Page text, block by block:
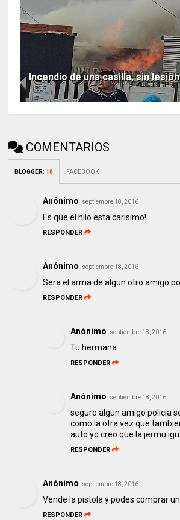
Incendio de una casilla, sin
COMENTARIOS
BLOGGER: 10 FACEBOOK
Anónimo septiembre 18, 2016
Es que el hilo esta carisimo!
RESPONDER
Anónimo septiembre 18, 2016
Sera el arma de algun otro amigo
RESPONDER
Anónimo septiembre 18, 2016
Tu hermana
RESPONDER
Anónimo septiembre 18, 2016
seguro algun amigo policia
como la otra vez que
auto yo creo que la jermu
RESPONDER
Anónimo septiembre 18, 2016
Vende la pistola y podes comprar
RESPONDER